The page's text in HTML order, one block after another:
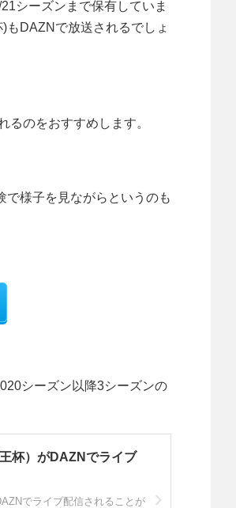
シーズンまで保有していま
DAZNで放送されるでしょ
のをおすすめします。
様子を見ながらというのも
シーズン以降3シーズンの
杯）がDAZNでライブ
でライブ配信されることが